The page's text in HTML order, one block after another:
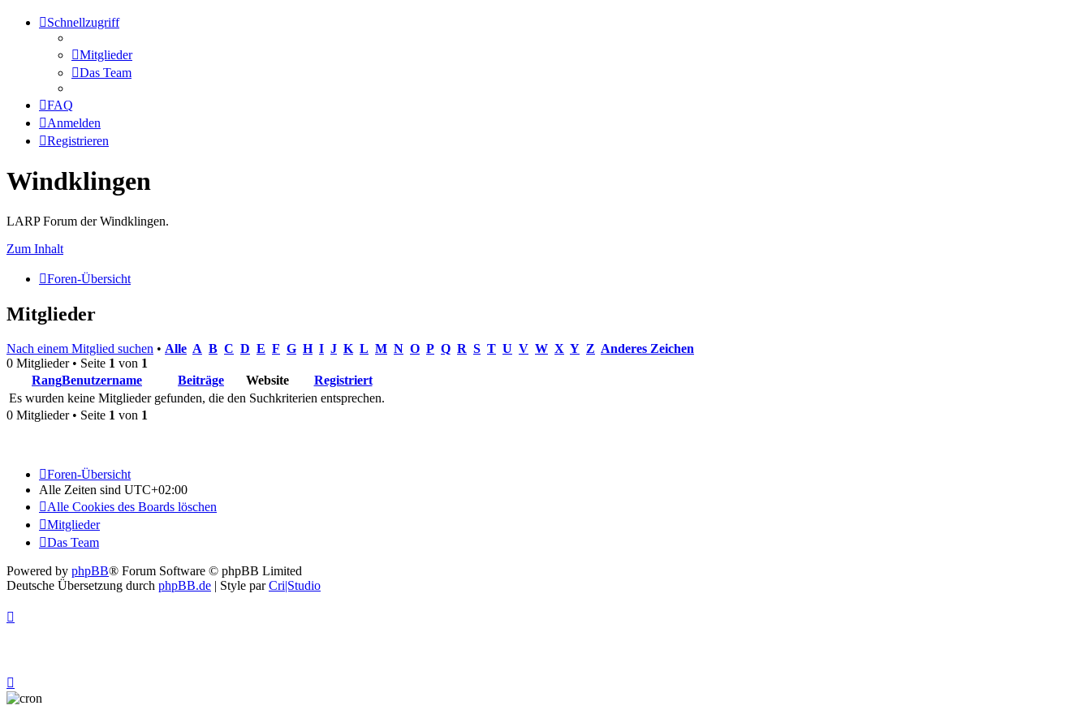
Schnellzugriff
Mitglieder
Das Team
FAQ
Anmelden
Registrieren
Windklingen
LARP Forum der Windklingen.
Zum Inhalt
Foren-Übersicht
Mitglieder
Nach einem Mitglied suchen • Alle A B C D E F G H I J K L M N O P Q R S T U V W X Y Z Anderes Zeichen
0 Mitglieder • Seite 1 von 1
RangBenutzername Beiträge Website
Registriert
Es wurden keine Mitglieder gefunden, die den Suchkriterien entsprechen.
0 Mitglieder • Seite 1 von 1
Foren-Übersicht
Alle Zeiten sind UTC+02:00
Alle Cookies des Boards löschen
Mitglieder
Das Team
Powered by phpBB® Forum Software © phpBB Limited
Deutsche Übersetzung durch phpBB.de | Style parCri|Studio